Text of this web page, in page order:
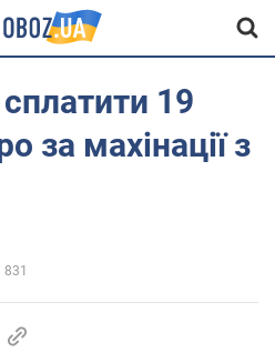
19
за махінації з
831